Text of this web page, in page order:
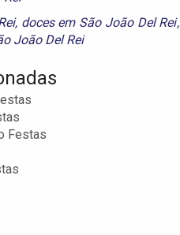
, doces em São João Del Rei,
João Del Rei
Festas